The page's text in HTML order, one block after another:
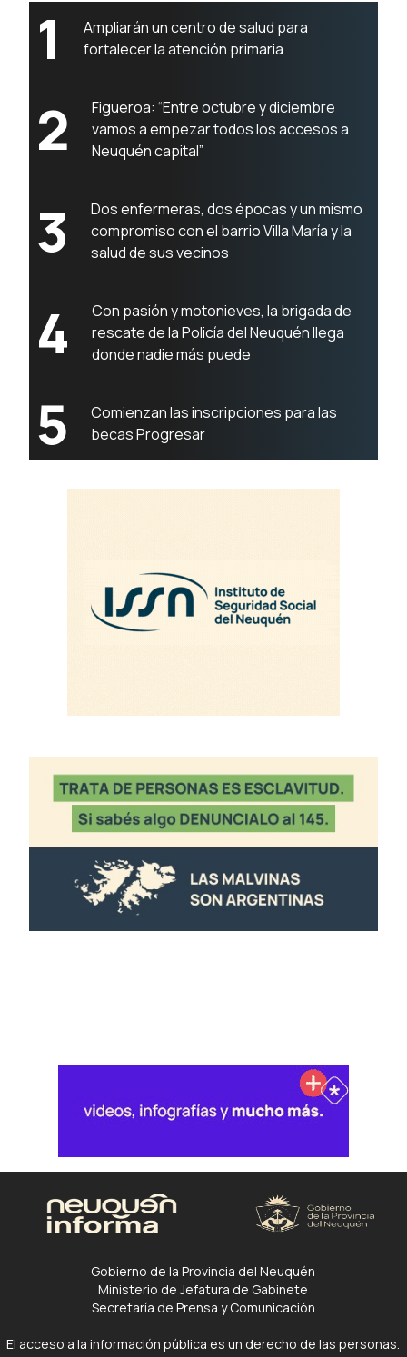
1
Ampliarán un centro de salud para
fortalecer la atención primaria
2
Figueroa: “Entre octubre y diciembre
vamos a empezar todos los accesos a
Neuquén capital”
3
Dos enfermeras, dos épocas y un mismo
compromiso con el barrio Villa María y la
salud de sus vecinos
4
Con pasión y motonieves, la brigada de
rescate de la Policía del Neuquén llega
donde nadie más puede
5
Comienzan las inscripciones para las
becas Progresar
Gobierno de la Provincia del Neuquén
Ministerio de Jefatura de Gabinete
Secretaría de Prensa y Comunicación
El acceso a la información pública es un derecho de las personas.